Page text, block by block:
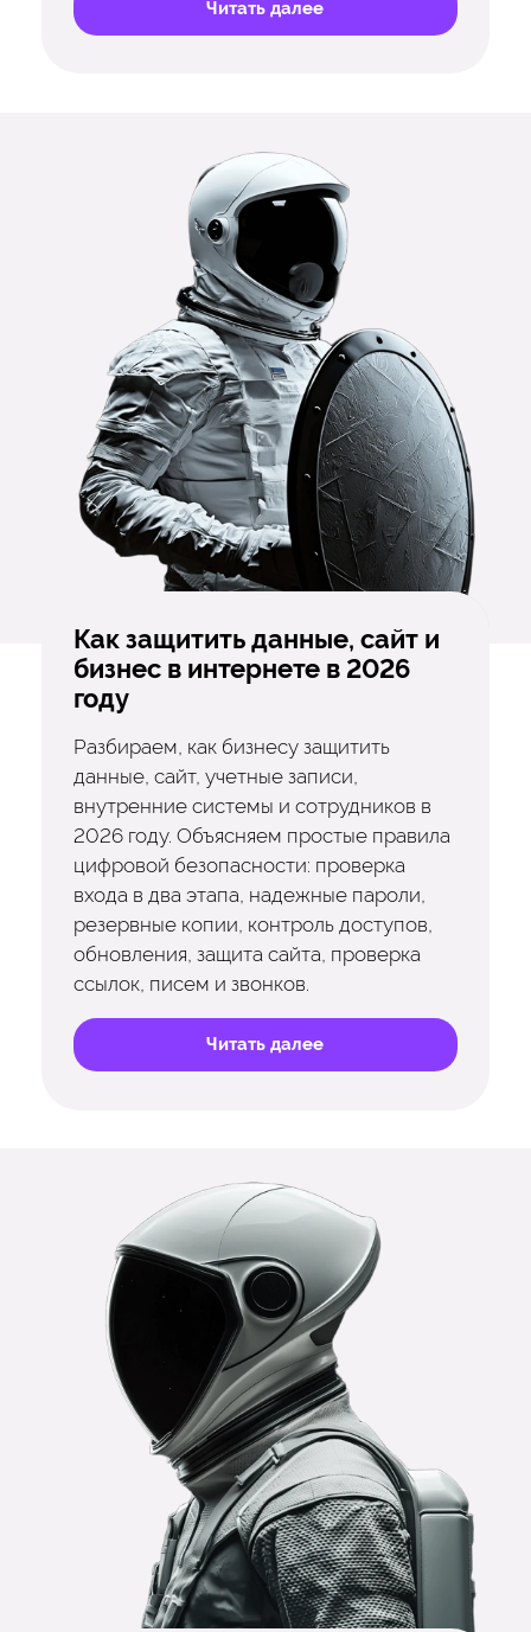
Читать далее
Как защитить данные, сайт и
бизнес в интернете в 2026
году
Разбираем, как бизнесу защитить
данные, сайт, учетные записи,
внутренние системы и сотрудников в
2026 году. Объясняем простые правила
цифровой безопасности: проверка
входа в два этапа, надежные пароли,
резервные копии, контроль доступов,
обновления, защита сайта, проверка
ссылок, писем и звонков.
Читать далее